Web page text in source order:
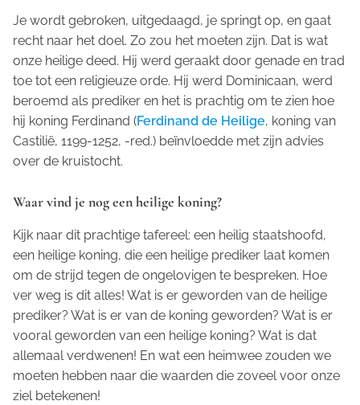
Je wordt gebroken, uitgedaagd, je springt op, en gaat
recht naar het doel. Zo zou het moeten zijn. Dat is wat
onze heilige deed. Hij werd geraakt door genade en trad
toe tot een religieuze orde. Hij werd Dominicaan, werd
beroemd als prediker en het is prachtig om te zien hoe
hij koning Ferdinand (Ferdinand de Heilige, koning van
Castilië, 1199-1252, -red.) beïnvloedde met zijn advies
over de kruistocht.
Waar vind je nog een heilige koning?
Kijk naar dit prachtige tafereel: een heilig staatshoofd,
een heilige koning, die een heilige prediker laat komen
om de strijd tegen de ongelovigen te bespreken. Hoe
ver weg is dit alles! Wat is er geworden van de heilige
prediker? Wat is er van de koning geworden? Wat is er
vooral geworden van een heilige koning? Wat is dat
allemaal verdwenen! En wat een heimwee zouden we
moeten hebben naar die waarden die zoveel voor onze
ziel betekenen!